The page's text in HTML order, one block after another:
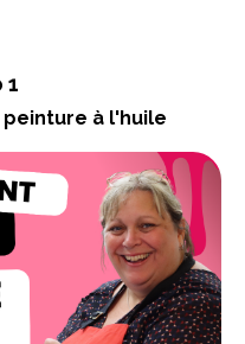
1
à l'huile